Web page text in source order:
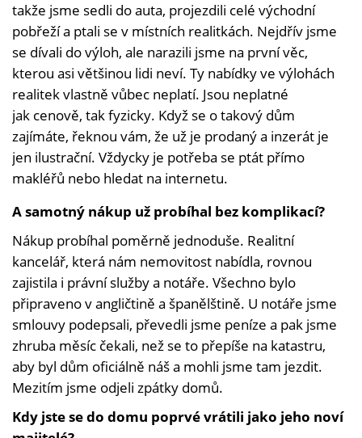
takže jsme sedli do auta, projezdili celé východní
pobřeží a ptali se v místních realitkách. Nejdřív jsme
se dívali do výloh, ale narazili jsme na první věc,
kterou asi většinou lidi neví. Ty nabídky ve výlohách
realitek vlastně vůbec neplatí. Jsou neplatné
jak cenově, tak fyzicky. Když se o takový dům
zajímáte, řeknou vám, že už je prodaný a inzerát je
jen ilustrační. Vždycky je potřeba se ptát přímo
makléřů nebo hledat na internetu.
A samotný nákup už probíhal bez komplikací?
Nákup probíhal poměrně jednoduše. Realitní
kancelář, která nám nemovitost nabídla, rovnou
zajistila i právní služby a notáře. Všechno bylo
připraveno v angličtině a španělštině. U notáře jsme
smlouvy podepsali, převedli jsme peníze a pak jsme
zhruba měsíc čekali, než se to přepíše na katastru,
aby byl dům oficiálně náš a mohli jsme tam jezdit.
Mezitím jsme odjeli zpátky domů.
Kdy jste se do domu poprvé vrátili jako jeho noví